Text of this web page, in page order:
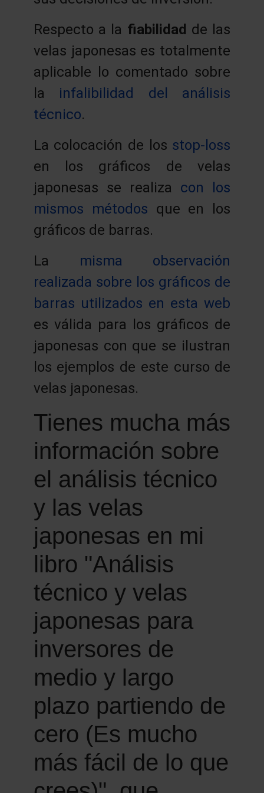
Respecto a la fiabilidad de las
velas japonesas es totalmente
aplicable lo comentado sobre
la infalibilidad del análisis
técnico.
La colocación de los stop-loss
en los gráficos de velas
japonesas se realiza con los
mismos métodos que en los
gráficos de barras.
La misma observación
realizada sobre los gráficos de
barras utilizados en esta web
es válida para los gráficos de
japonesas con que se ilustran
los ejemplos de este curso de
velas japonesas.
Tienes mucha más
información sobre
el análisis técnico
y las velas
japonesas en mi
libro "Análisis
técnico y velas
japonesas para
inversores de
medio y largo
plazo partiendo de
cero (Es mucho
más fácil de lo que